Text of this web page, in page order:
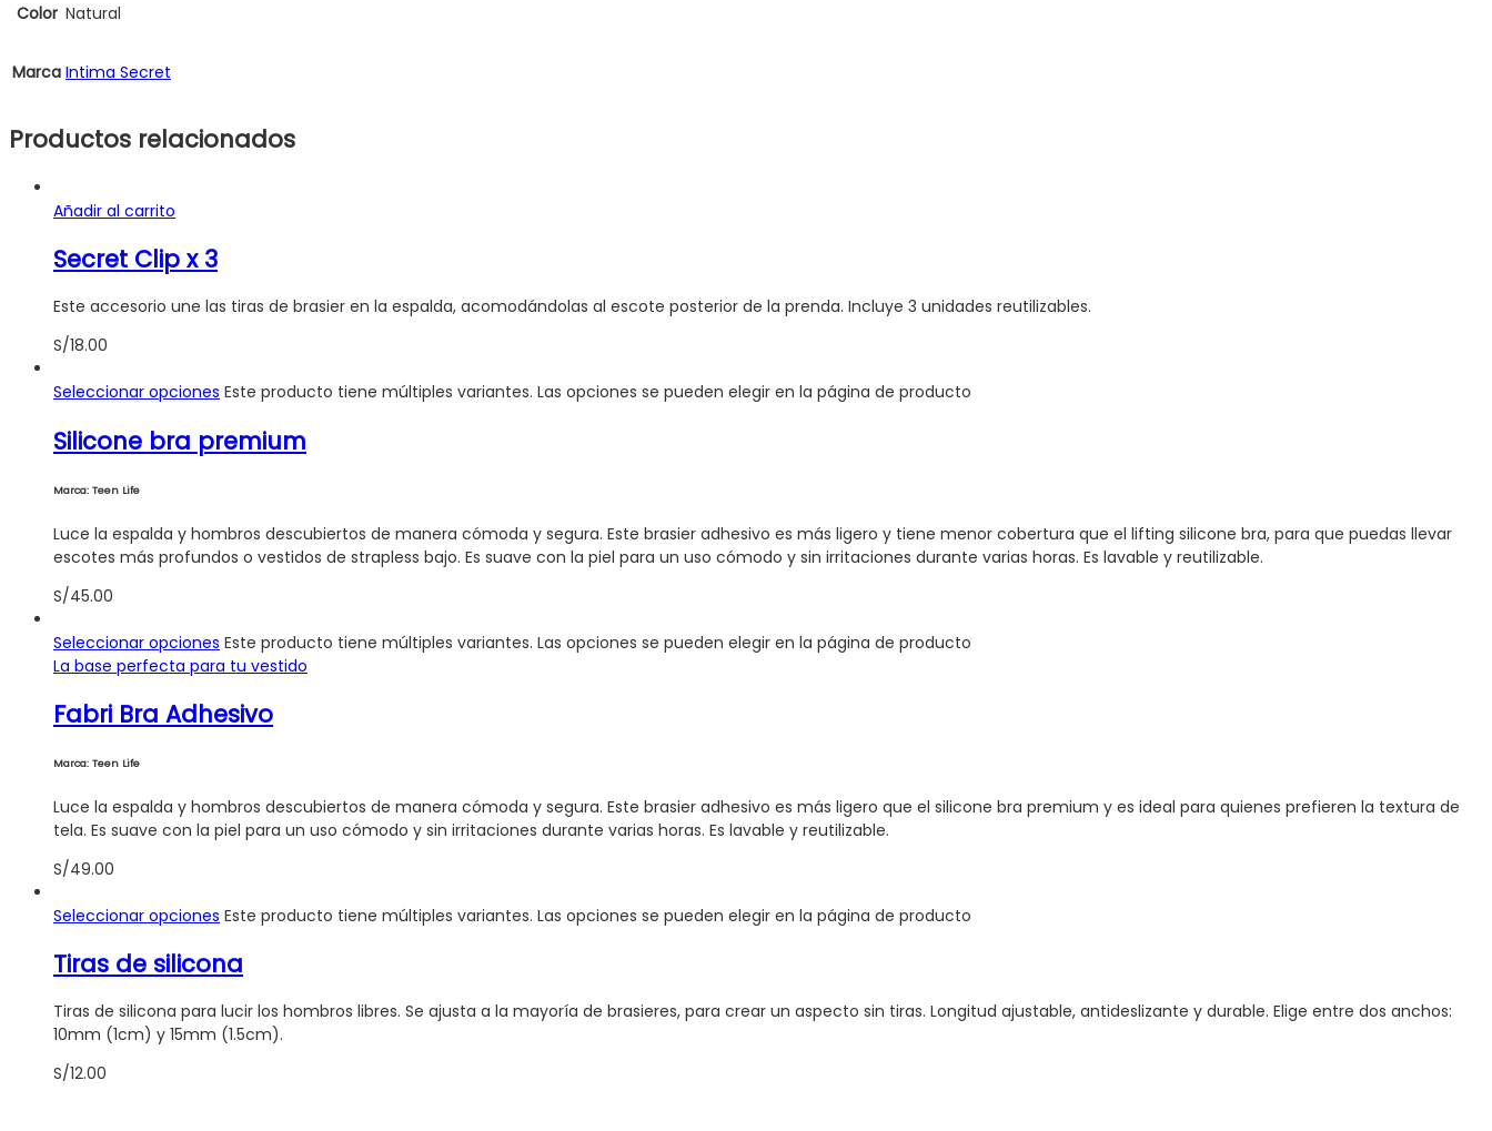
Color Natural
Marca Intima Secret
Productos relacionados
Añadir al carrito
Secret Clip x 3
Este accesorio une las tiras de brasier en la espalda, acomodándolas al escote posterior de la prenda. Incluye 3 unidades reutilizables.
S/18.00
Seleccionar opciones Este producto tiene múltiples variantes. Las opciones se pueden elegir en la página de producto
Silicone bra premium
Marca: Teen Life
Luce la espalda y hombros descubiertos de manera cómoda y segura. Este brasier adhesivo es más ligero y tiene menor cobertura que el lifting silicone bra, para que puedas llevar
escotes más profundos o vestidos de strapless bajo. Es suave con la piel para un uso cómodo y sin irritaciones durante varias horas. Es lavable y reutilizable.
S/45.00
Seleccionar opciones Este producto tiene múltiples variantes. Las opciones se pueden elegir en la página de producto
La base perfecta para tu vestido
Fabri Bra Adhesivo
Marca: Teen Life
Luce la espalda y hombros descubiertos de manera cómoda y segura. Este brasier adhesivo es más ligero que el silicone bra premium y es ideal para quienes prefieren la textura de
tela. Es suave con la piel para un uso cómodo y sin irritaciones durante varias horas. Es lavable y reutilizable.
S/49.00
Seleccionar opciones Este producto tiene múltiples variantes. Las opciones se pueden elegir en la página de producto
Tiras de silicona
Tiras de silicona para lucir los hombros libres. Se ajusta a la mayoría de brasieres, para crear un aspecto sin tiras. Longitud ajustable, antideslizante y durable. Elige entre dos anchos:
10mm (1cm) y 15mm (1.5cm).
S/12.00